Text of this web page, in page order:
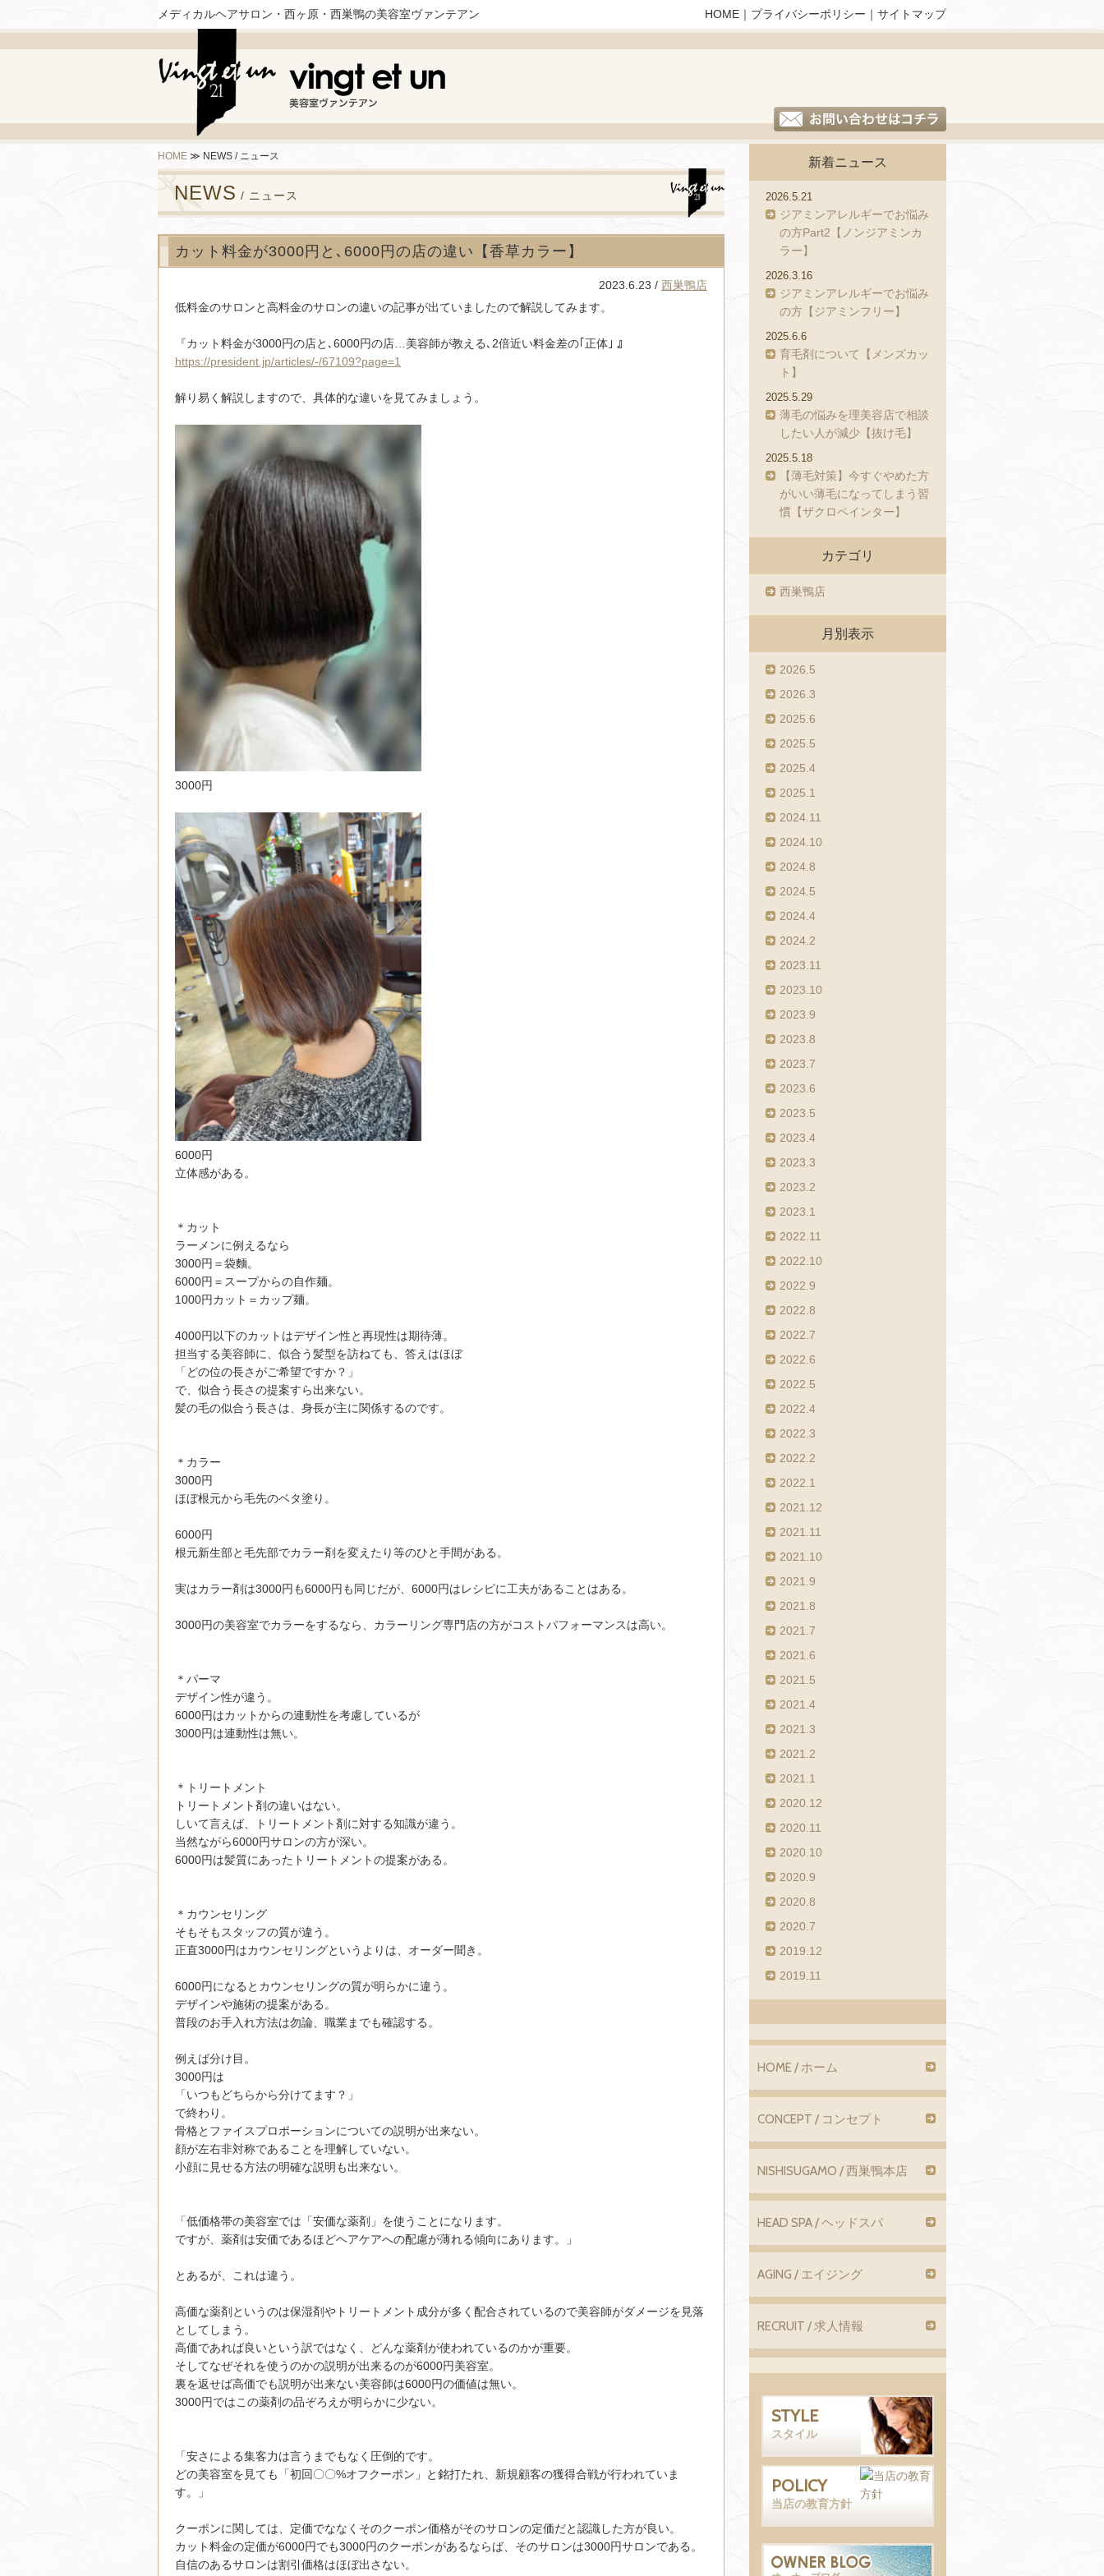
メディカルヘアサロン・西ヶ原・西巣鴨の美容室ヴァンテアン HOME ｜ プライバシーポリシー ｜ サイトマップ
新着ニュース
2026.5.21
ジアミンアレルギーでお悩み
の方Part2【ノンジアミンカ
ラー】
2026.3.16
ジアミンアレルギーでお悩み
の方【ジアミンフリー】
2025.6.6
育毛剤について【メンズカッ
ト】
2025.5.29
薄毛の悩みを理美容店で相談
したい人が減少【抜け毛】
2025.5.18
【薄毛対策】今すぐやめた方
がいい薄毛になってしまう習
慣【ザクロペインター】
カテゴリ
西巣鴨店
月別表示
2026.5
2026.3
2025.6
2025.5
2025.4
2025.1
2024.11
2024.10
2024.8
2024.5
2024.4
2024.2
2023.11
2023.10
2023.9
2023.8
2023.7
2023.6
2023.5
2023.4
2023.3
2023.2
2023.1
2022.11
2022.10
2022.9
2022.8
2022.7
2022.6
2022.5
2022.4
2022.3
2022.2
2022.1
2021.12
2021.11
2021.10
2021.9
2021.8
2021.7
2021.6
2021.5
2021.4
2021.3
2021.2
2021.1
2020.12
2020.11
2020.10
2020.9
2020.8
2020.7
2019.12
2019.11
HOME / ホーム
CONCEPT / コンセプト
NISHISUGAMO / 西巣鴨本店
HEAD SPA / ヘッドスパ
AGING / エイジング
RECRUIT / 求人情報
STYLE
スタイル
POLICY
当店の教育方針
HOME ≫ NEWS / ニュース
NEWS / ニュース
カット料金が3000円と､6000円の店の違い【香草カラー】
2023.6.23 / 西巣鴨店
低料金のサロンと高料金のサロンの違いの記事が出ていましたので解説してみます。
『カット料金が3000円の店と､6000円の店…美容師が教える､2倍近い料金差の｢正体｣ 』
https://president.jp/articles/-/67109?page=1
解り易く解説しますので、具体的な違いを見てみましょう。
3000円
6000円
立体感がある。
＊カット
ラーメンに例えるなら
3000円＝袋麵。
6000円＝スープからの自作麺。
1000円カット＝カップ麺。
4000円以下のカットはデザイン性と再現性は期待薄。
担当する美容師に、似合う髪型を訪ねても、答えはほぼ
「どの位の長さがご希望ですか？」
で、似合う長さの提案すら出来ない。
髪の毛の似合う長さは、身長が主に関係するのです。
＊カラー
3000円
ほぼ根元から毛先のベタ塗り。
6000円
根元新生部と毛先部でカラー剤を変えたり等のひと手間がある。
実はカラー剤は3000円も6000円も同じだが、6000円はレシピに工夫があることはある。
3000円の美容室でカラーをするなら、カラーリング専門店の方がコストパフォーマンスは高い。
＊パーマ
デザイン性が違う。
6000円はカットからの連動性を考慮しているが
3000円は連動性は無い。
＊トリートメント
トリートメント剤の違いはない。
しいて言えば、トリートメント剤に対する知識が違う。
当然ながら6000円サロンの方が深い。
6000円は髪質にあったトリートメントの提案がある。
＊カウンセリング
そもそもスタッフの質が違う。
正直3000円はカウンセリングというよりは、オーダー聞き。
6000円になるとカウンセリングの質が明らかに違う。
デザインや施術の提案がある。
普段のお手入れ方法は勿論、職業までも確認する。
例えば分け目。
3000円は
「いつもどちらから分けてます？」
で終わり。
骨格とファイスプロポーションについての説明が出来ない。
顔が左右非対称であることを理解していない。
小顔に見せる方法の明確な説明も出来ない。
「低価格帯の美容室では「安価な薬剤」を使うことになります。
ですが、薬剤は安価であるほどヘアケアへの配慮が薄れる傾向にあります。」
とあるが、これは違う。
高価な薬剤というのは保湿剤やトリートメント成分が多く配合されているので美容師がダメージを見落
としてしまう。
高価であれば良いという訳ではなく、どんな薬剤が使われているのかが重要。
そしてなぜそれを使うのかの説明が出来るのが6000円美容室。
裏を返せば高価でも説明が出来ない美容師は6000円の価値は無い。
3000円ではこの薬剤の品ぞろえが明らかに少ない。
「安さによる集客力は言うまでもなく圧倒的です。
どの美容室を見ても「初回〇〇%オフクーポン」と銘打たれ、新規顧客の獲得合戦が行われていま
す。」
クーポンに関しては、定価でななくそのクーポン価格がそのサロンの定価だと認識した方が良い。
カット料金の定価が6000円でも3000円のクーポンがあるならば、そのサロンは3000円サロンである。
自信のあるサロンは割引価格はほぼ出さない。